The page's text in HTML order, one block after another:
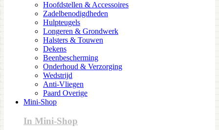
Hoofdstellen & Accessoires
Zadelbenodigdheden
Hulpteugels
Longeren & Grondwerk
Halsters & Touwen
Dekens
Beenbescherming
Onderhoud & Verzorging
Wedstrijd
Anti-Vliegen
Paard Overige
Mini-Shop
In Mini-Shop